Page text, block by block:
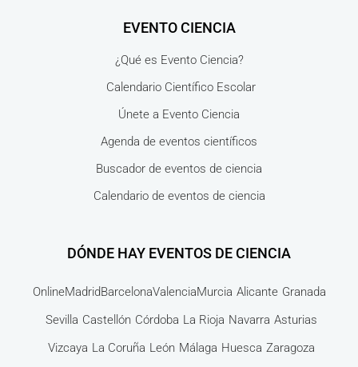
EVENTO CIENCIA
¿Qué es Evento Ciencia?
Calendario Científico Escolar
Únete a Evento Ciencia
Agenda de eventos científicos
Buscador de eventos de ciencia
Calendario de eventos de ciencia
DÓNDE HAY EVENTOS DE CIENCIA
OnlineMadridBarcelonaValenciaMurcia Alicante Granada
Sevilla Castellón Córdoba La Rioja Navarra Asturias
Vizcaya La Coruña León Málaga Huesca Zaragoza